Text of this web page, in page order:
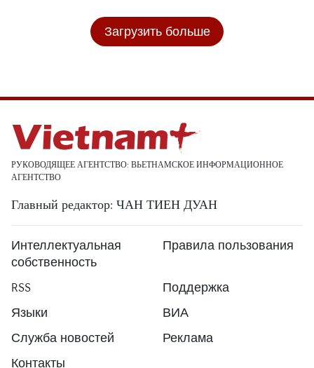
Загрузить больше
РУКОВОДЯЩЕЕ АГЕНТСТВО: ВЬЕТНАМСКОЕ ИНФОРМАЦИОННОЕ
АГЕНТСТВО
Главный редактор: ЧАН ТИЕН ДУАН
Интеллектуальная
собственность
Правила пользования
RSS
Поддержка
Языки
ВИА
Служба новостей
Реклама
Контакты